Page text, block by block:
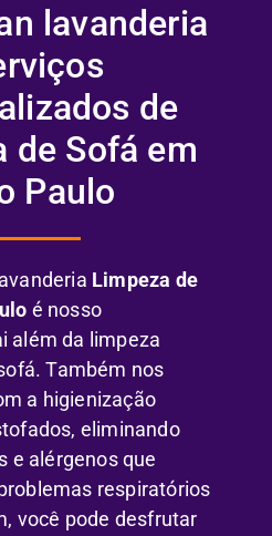
lavanderia
de
de Sofá em
Paulo
Limpeza de
é nosso
além da limpeza
Também nos
a higienização
eliminando
e alérgenos que
respiratórios
você pode desfrutar